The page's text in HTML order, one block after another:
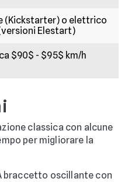
(Kickstarter) o elettrico
Elestart)
$90$ - $95$ km/h
classica con alcune
per migliorare la
braccetto oscillante con